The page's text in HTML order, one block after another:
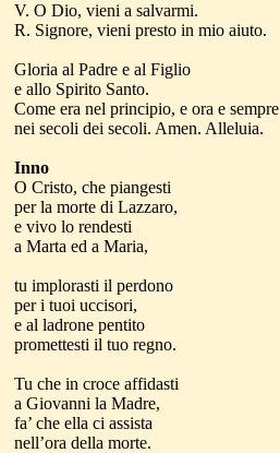
V. O Dio, vieni a salvarmi.
R. Signore, vieni presto in mio aiuto.
Gloria al Padre e al Figlio
e allo Spirito Santo.
Come era nel principio, e ora e sempre
nei secoli dei secoli. Amen. Alleluia.
Inno
O Cristo, che piangesti
per la morte di Lazzaro,
e vivo lo rendesti
a Marta ed a Maria,
tu implorasti il perdono
per i tuoi uccisori,
e al ladrone pentito
promettesti il tuo regno.
Tu che in croce affidasti
a Giovanni la Madre,
fa’ che ella ci assista
nell’ora della morte.